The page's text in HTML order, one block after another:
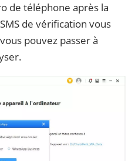
de téléphone après la
de vérification vous
pouvez passer à